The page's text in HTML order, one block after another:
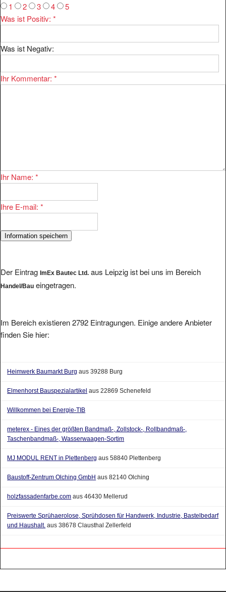
1
2 3 4
5
Was ist Positiv: *
Was ist Negativ:
Ihr Kommentar: *
Ihr Name: *
Ihre E-mail: *
Der Eintrag ImEx Bautec Ltd. aus Leipzig ist bei uns im Bereich
Handel/Bau eingetragen.
Im Bereich existieren 2792 Eintragungen. Einige andere Anbieter
finden Sie hier:
Heimwerk Baumarkt Burg aus 39288 Burg
Elmenhorst Bauspezialartikel aus 22869 Schenefeld
Willkommen bei Energie-TIB
meterex - Eines der größten Bandmaß-, Zollstock-, Rollbandmaß-,
Taschenbandmaß-, Wasserwaagen-Sortim
MJ MODUL RENT in Plettenberg aus 58840 Plettenberg
Baustoff-Zentrum Olching GmbH aus 82140 Olching
holzfassadenfarbe.com aus 46430 Mellerud
Preiswerte Sprühaerolose, Sprühdosen für Handwerk, Industrie, Bastelbedarf
und Haushalt. aus 38678 Clausthal Zellerfeld